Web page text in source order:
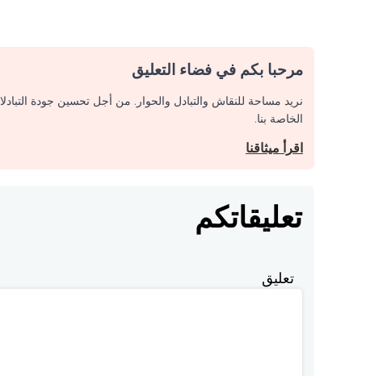
مرحبا بكم في فضاء التعليق
نريد مساحة للنقاش والتبادل والحوار. من أجل تحسين جودة
الخاصة بنا.
اقرأ ميثاقنا
تعليقاتكم
تعليق